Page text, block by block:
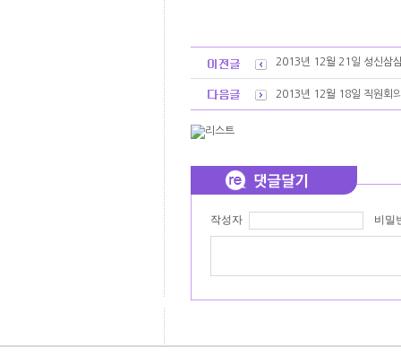
2013년 12월 21일 성신삼
2013년 12월 18일 직원회
작성자 비밀